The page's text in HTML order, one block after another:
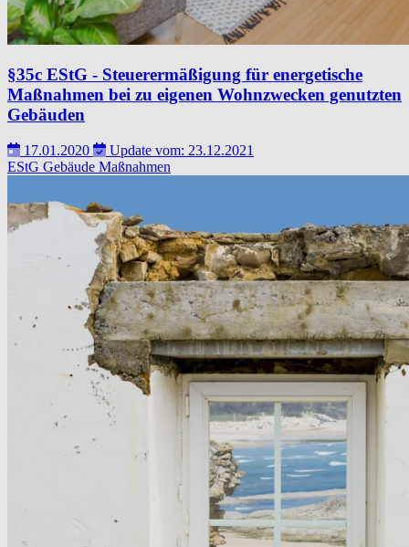
§35c EStG - Steuerermäßigung für energetische
Maßnahmen bei zu eigenen Wohnzwecken genutzten
Gebäuden
17.01.2020
Update vom: 23.12.2021
EStG Gebäude Maßnahmen